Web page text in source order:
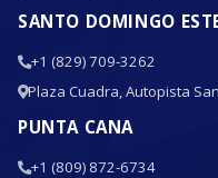
SANTO DOMINGO
+1 (829) 709-3262
Plaza Cuadra, Autopista
PUNTA CANA
+1 (809) 872-6734